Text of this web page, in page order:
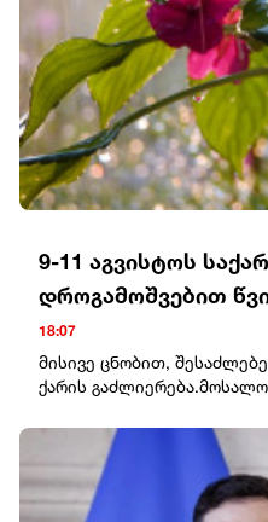
შეერთებული
გარანტიები ექნება
განმეორებითი თავდასხმის
დასრულების
რომ ორივე მხარეს
სჭირდება, რადგან
ეს ომი.
9-11 აგვისტოს
დროგამოშვებით
18:07
მისივე ცნობით,
ქარის
წყალმოვარდნები, ხოლო
ზონებში მეწყრულ-
გაქტიურება გამოიწვიოს